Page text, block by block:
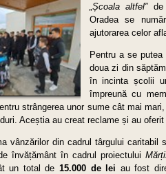
„Școala altfel”de
Oradea se
ajutorarea celor
Pentru a se
doua zi din
în incinta școlii
împreună cu
strângerea unor sume cât mai
Aceștia au creat reclame și au oferit
vânzărilor din cadrul târgului
învățământ în cadrul proiectului
un total de 15.000 de lei au fost